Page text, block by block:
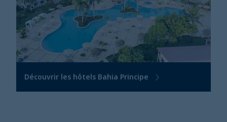
Découvrir les hôtels Bahia Principe